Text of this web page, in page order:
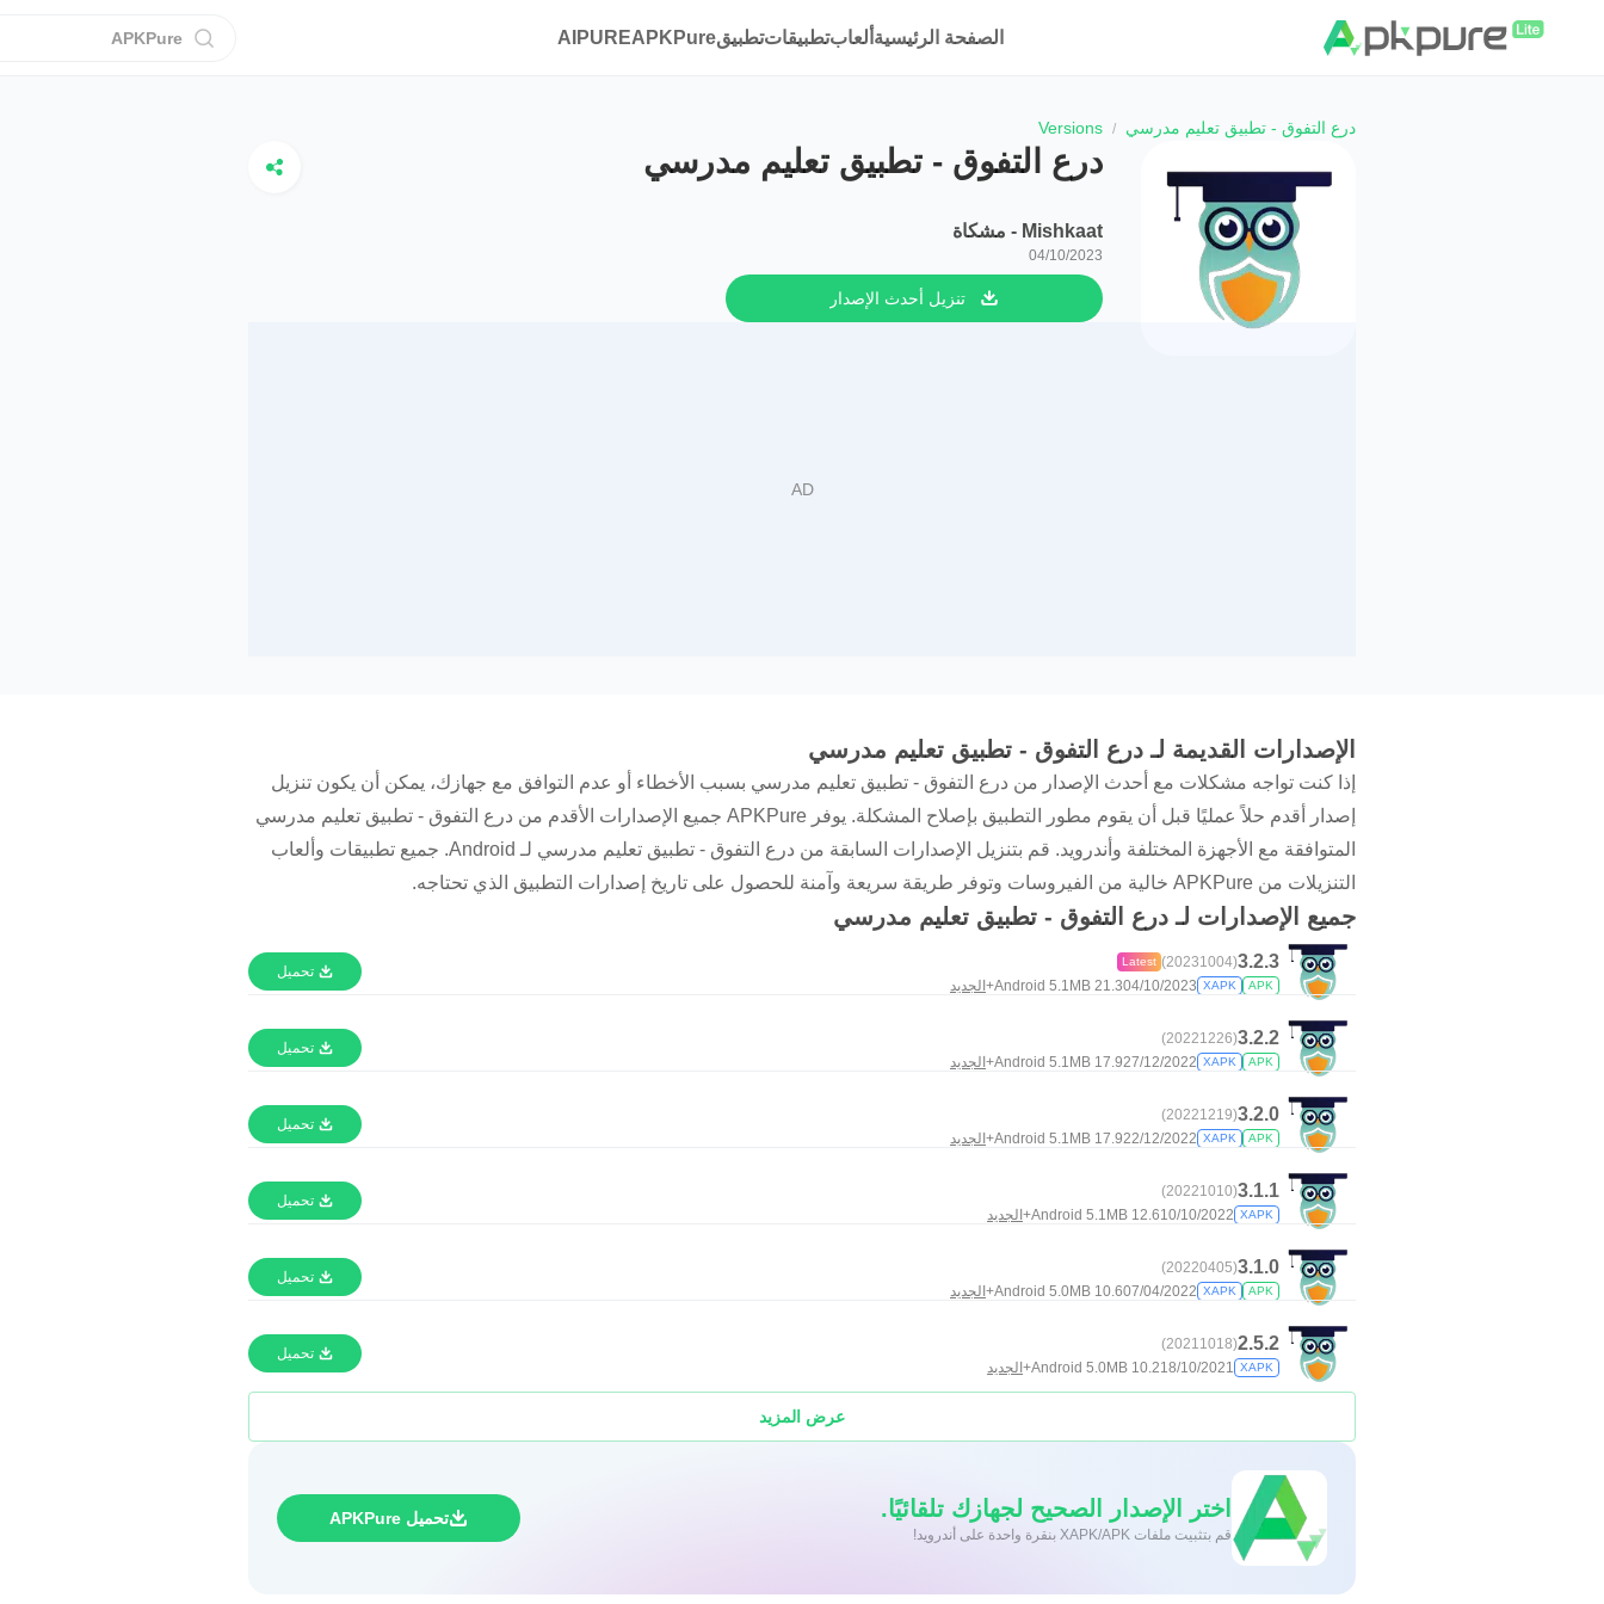
الصفحة الرئيسية ألعابتطبيقاتتطبيقAPKPure AIPURE
APKPure
درع التفوق - تطبيق تعليم مدرسي Versions
درع التفوق - تطبيق تعليم مدرسي
Mishkaat - مشكاة
04/10/2023
تنزيل أحدث الإصدار
الإصدارات القديمة لـ درع التفوق - تطبيق تعليم مدرسي
إذا كنت تواجه مشكلات مع أحدث الإصدار من درع التفوق - تطبيق تعليم مدرسي بسبب الأخطاء أو عدم التوافق مع جهازك، يمكن أن يكون تنزيل
إصدار أقدم حلاً عمليًا قبل أن يقوم مطور التطبيق بإصلاح المشكلة. يوفر APKPure جميع الإصدارات الأقدم من درع التفوق - تطبيق تعليم مدرسي
المتوافقة مع الأجهزة المختلفة وأندرويد. قم بتنزيل الإصدارات السابقة من درع التفوق - تطبيق تعليم مدرسي لـ Android. جميع تطبيقات وألعاب
التنزيلات من APKPure خالية من الفيروسات وتوفر طريقة سريعة وآمنة للحصول على تاريخ إصدارات التطبيق الذي تحتاجه.
جميع الإصدارات لـ درع التفوق - تطبيق تعليم مدرسي
3.2.3
(20231004)
Latest
APK
XAPK
04/10/2023
21.3 MB
Android 5.1+ الجديد
تحميل
3.2.2
(20221226)
APK
XAPK
27/12/2022
17.9 MB
Android 5.1+ الجديد
تحميل
3.2.0
(20221219)
APK
XAPK
22/12/2022
17.9 MB
Android 5.1+ الجديد
تحميل
3.1.1
(20221010)
XAPK
10/10/2022
12.6 MB
Android 5.1+ الجديد
تحميل
3.1.0
(20220405)
APK
XAPK
07/04/2022
10.6 MB
Android 5.0+ الجديد
تحميل
2.5.2
(20211018)
XAPK
18/10/2021
10.2 MB
Android 5.0+ الجديد
تحميل
عرض المزيد
اختر الإصدار الصحيح لجهازك تلقائيًا.
قم بتثبيت ملفات XAPK/APK بنقرة واحدة على أندرويد!
تحميل APKPure